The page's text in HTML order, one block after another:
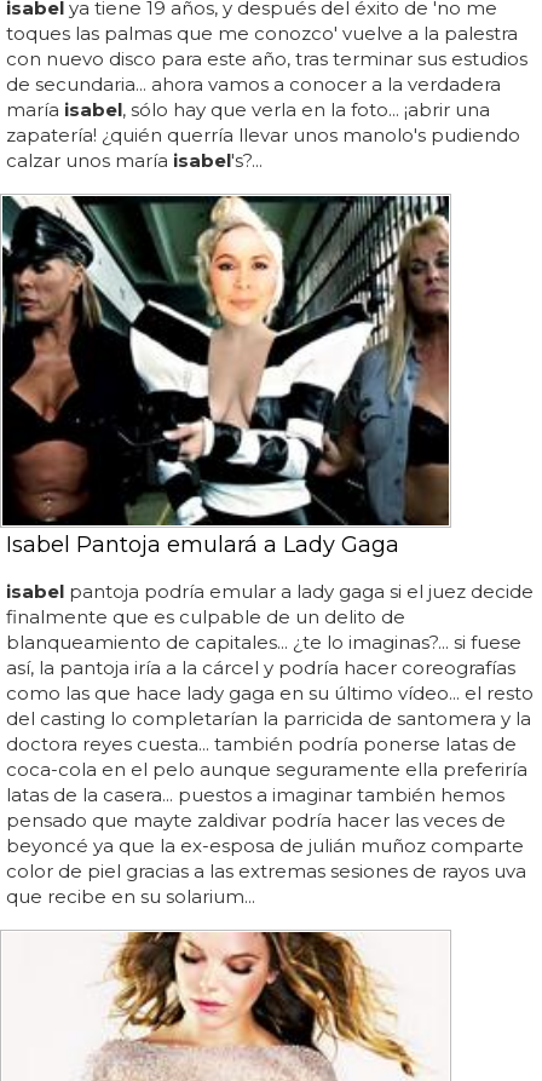
isabel ya tiene 19 años, y después del éxito de 'no me
toques las palmas que me conozco' vuelve a la palestra
con nuevo disco para este año, tras terminar sus estudios
de secundaria... ahora vamos a conocer a la verdadera
maría isabel, sólo hay que verla en la foto... ¡abrir una
zapatería! ¿quién querría llevar unos manolo's pudiendo
calzar unos maría isabel's?...
Isabel Pantoja emulará a Lady Gaga
isabel pantoja podría emular a lady gaga si el juez decide
finalmente que es culpable de un delito de
blanqueamiento de capitales... ¿te lo imaginas?... si fuese
así, la pantoja iría a la cárcel y podría hacer coreografías
como las que hace lady gaga en su último vídeo... el resto
del casting lo completarían la parricida de santomera y la
doctora reyes cuesta... también podría ponerse latas de
coca-cola en el pelo aunque seguramente ella preferiría
latas de la casera... puestos a imaginar también hemos
pensado que mayte zaldivar podría hacer las veces de
beyoncé ya que la ex-esposa de julián muñoz comparte
color de piel gracias a las extremas sesiones de rayos uva
que recibe en su solarium...